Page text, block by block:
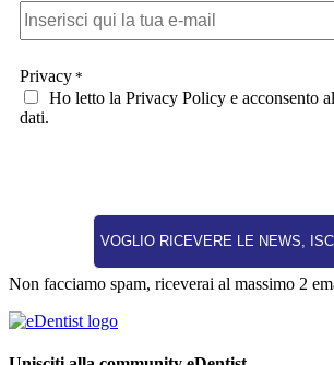
Privacy *
Ho letto la Privacy Policy e acconsento
dati.
Non facciamo spam, riceverai al massimo 2